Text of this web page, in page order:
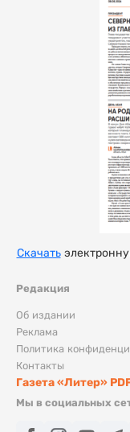
Редакция
Об издании
Реклама
Политика
Контакты
Газета «Литер»
Мы в социальных
Скачать